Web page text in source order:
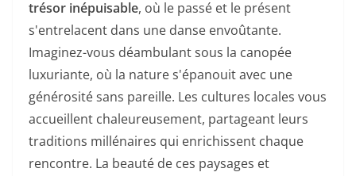
trésor inépuisable, où le passé et le présent
s'entrelacent dans une danse envoûtante.
Imaginez-vous déambulant sous la canopée
luxuriante, où la nature s'épanouit avec une
générosité sans pareille. Les cultures locales vous
accueillent chaleureusement, partageant leurs
traditions millénaires qui enrichissent chaque
rencontre. La beauté de ces paysages et